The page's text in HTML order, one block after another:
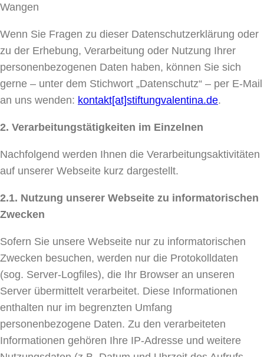
Wangen
Wenn Sie Fragen zu dieser Datenschutzerklärung oder
zu der Erhebung, Verarbeitung oder Nutzung Ihrer
personenbezogenen Daten haben, können Sie sich
gerne – unter dem Stichwort „Datenschutz“ – per E-Mail
an uns wenden: kontakt[at]stiftungvalentina.de.
2. Verarbeitungstätigkeiten im Einzelnen
Nachfolgend werden Ihnen die Verarbeitungsaktivitäten
auf unserer Webseite kurz dargestellt.
2.1. Nutzung unserer Webseite zu informatorischen
Zwecken
Sofern Sie unsere Webseite nur zu informatorischen
Zwecken besuchen, werden nur die Protokolldaten
(sog. Server-Logfiles), die Ihr Browser an unseren
Server übermittelt verarbeitet. Diese Informationen
enthalten nur im begrenzten Umfang
personenbezogene Daten. Zu den verarbeiteten
Informationen gehören Ihre IP-Adresse und weitere